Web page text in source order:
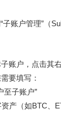
账户管理”（
账户，点击其右
要填写：
至子账户”
产（如BTC、